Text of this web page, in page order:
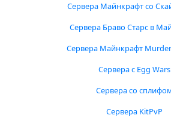
Сервера Майнкрафт со
Сервера Браво Старс в
Сервера Майнкрафт
Сервера с Egg Wars
Сервера со
Сервера KitPvP